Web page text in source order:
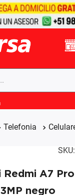
Telefonia
SKU:
A7 Pro
negro
buscados